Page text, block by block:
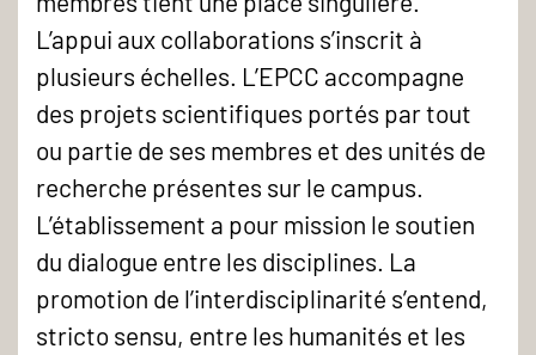
L’appui aux collaborations s’inscrit à
plusieurs échelles. L’EPCC accompagne
des projets scientifiques portés par tout
ou partie de ses membres et des unités de
recherche présentes sur le campus.
L’établissement a pour mission le soutien
du dialogue entre les disciplines. La
promotion de l’interdisciplinarité s’entend,
stricto sensu, entre les humanités et les